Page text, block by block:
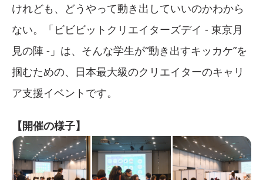
けれども、どうやって動き出していいのかわから
ない。「ビビビットクリエイターズデイ - 東京月
見の陣 -」は、そんな学生が“動き出すキッカケ”を
掴むための、日本最大級のクリエイターのキャリ
ア支援イベントです。
【開催の様子】